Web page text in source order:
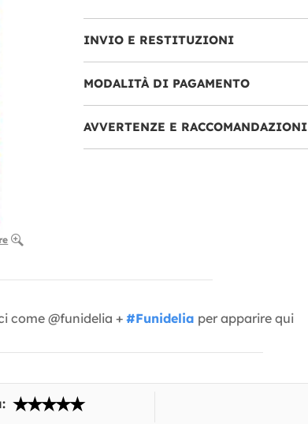
INVIO E RESTITUZIONI
MODALITÀ DI PAGAMENTO
AVVERTENZE E RACCOMANDAZIONI
come @funidelia + #Funidelia per apparire qui